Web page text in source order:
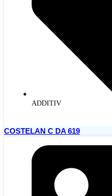
ADDITIV
COSTELAN C DA 619